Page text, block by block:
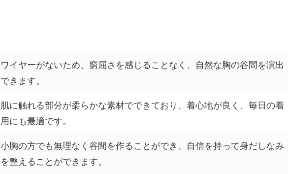
ワイヤーがないため、窮屈さを感じることなく、自然な胸の谷間を演出
できます。
肌に触れる部分が柔らかな素材でできており、着心地が良く、毎日の着
用にも最適です。
小胸の方でも無理なく谷間を作ることができ、自信を持って身だしなみ
を整えることができます。